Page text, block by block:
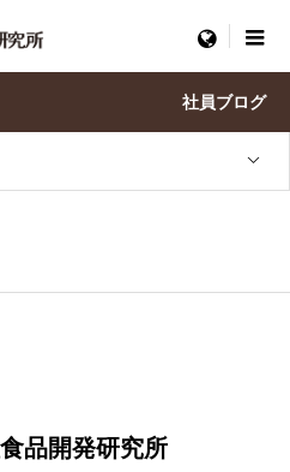
menu
社員ブログ
品開発研究所